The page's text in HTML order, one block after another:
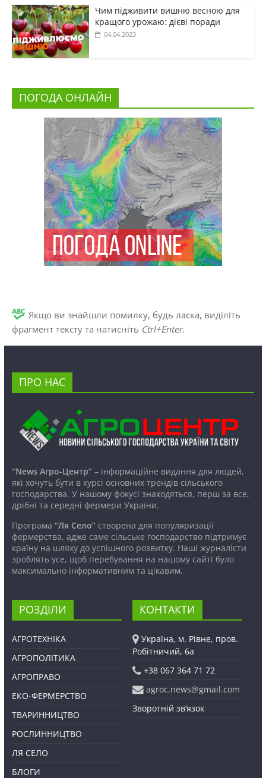
Чим підживити вишню весною для
кращого урожаю: дієві поради
04.04.2023
ПОГОДА ОНЛАЙН
Якщо ви знайшли помилку, будь ласка, виділіть
фрагмент тексту та натисніть Ctrl+Enter.
ПРО НАС
“News Агро-Центр”– інформаційне видання для людей,
які хочуть бути в курсі основних трендів сільського
господарства. У нашому фокусі знаходяться, перш за все,
дрібні та середні фермери України.
Програма “Ля Село”створена для популяризації
фермерства, адже саме сільське господарство підтримує
країну на шляху до успішного розвитку. Наші журналісти
зроблять усе, щоб перебування на нашому сайті було
максимально інформативним та цікавим.
РОЗДІЛИ
АГРОТЕХНІКА
АГРОПОЛІТИКА
АГРОПРАВО
ЕКО-ФЕРМЕРСТВО
ТВАРИННИЦТВО
РОСЛИННИЦТВО
ЛЯ СЕЛО
БЛОГИ
КОНТАКТИ
Україна, м. Рівне, пров.
Робітничий, 6а
+38 067 364 71 72
agroc.news@gmail.com
Зворотній зв’язок